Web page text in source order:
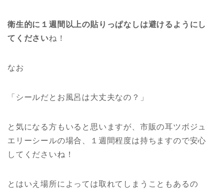
衛生的に１週間以上の貼りっぱなしは避けるようにし
てくださいね！
なお
「シールだとお風呂は大丈夫なの？」
と気になる方もいると思いますが、市販の耳ツボジュ
エリーシールの場合、１週間程度は持ちますので安心
してくださいね！
とはいえ場所によっては取れてしまうこともあるの